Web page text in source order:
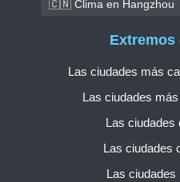
🇨🇳 Clima en Hangzhou
Las ciudades más
Las ciudades
Las ciudades
Las ciudades
Las ciudades